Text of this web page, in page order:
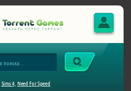
Sims 4, Need For Speed